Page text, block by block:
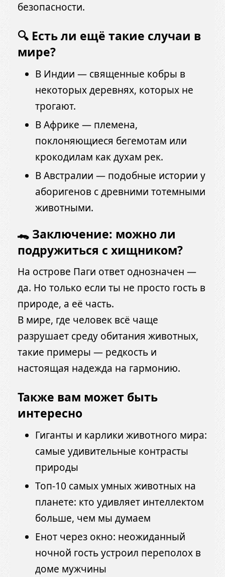
безопасности.
🔍 Есть ли ещё такие случаи в
мире?
В Индии — священные кобры в
некоторых деревнях, которых не
трогают.
В Африке — племена,
поклоняющиеся бегемотам или
крокодилам как духам рек.
В Австралии — подобные истории у
аборигенов с древними тотемными
животными.
🐊 Заключение: можно ли
подружиться с хищником?
На острове Паги ответ однозначен —
да. Но только если ты не просто гость в
природе, а её часть.
В мире, где человек всё чаще
разрушает среду обитания животных,
такие примеры — редкость и
настоящая надежда на гармонию.
Также вам может быть
интересно
Гиганты и карлики животного мира:
самые удивительные контрасты
природы
Топ-10 самых умных животных на
планете: кто удивляет интеллектом
больше, чем мы думаем
Енот через окно: неожиданный
ночной гость устроил переполох в
доме мужчины